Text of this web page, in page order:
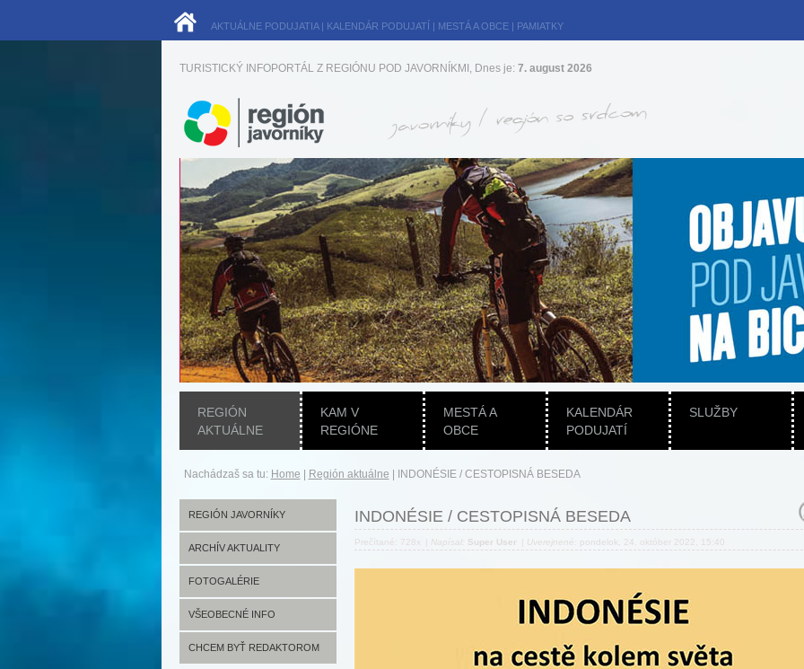
AKTUÁLNE PODUJATIA| KALENDÁR PODUJATÍ | MESTÁ A OBCE| PAMIATKY
TURISTICKÝ INFOPORTÁL Z REGIÓNU POD JAVORNÍKMI, Dnes je: 7. august 2026
REGIÓN
AKTUÁLNE
KAM V
REGIÓNE
MESTÁ A
OBCE
KALENDÁR
PODUJATÍ
SLUŽBY
Nachádzaš sa tu: Home Región aktuálne INDONÉSIE / CESTOPISNÁ BESEDA
REGIÓN JAVORNÍKY
ARCHÍV AKTUALITY
FOTOGALÉRIE
VŠEOBECNÉ INFO
CHCEM BYŤ REDAKTOROM
INDONÉSIE / CESTOPISNÁ BESEDA
Prečítané: 728x Napísal: Super User Uverejnené: pondelok, 24. október 2022, 15:40